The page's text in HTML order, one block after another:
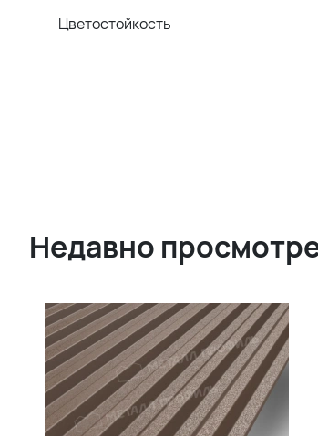
Цветостойкость
Недавно